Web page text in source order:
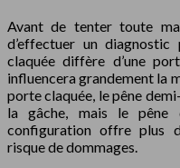
Avant de tenter toute
d’effectuer un
claquée diffère d’une
influencera grandement la
porte claquée, le pêne
la gâche, mais le pêne
configuration offre plus
risque de dommages.